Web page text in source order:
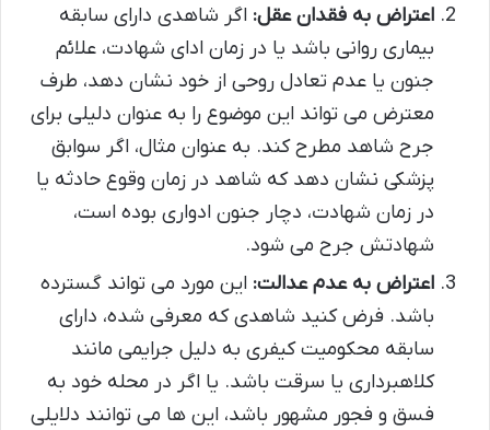
اعتراض به فقدان عقل: اگر شاهدی دارای سابقه
بیماری روانی باشد یا در زمان ادای شهادت، علائم
جنون یا عدم تعادل روحی از خود نشان دهد، طرف
معترض می تواند این موضوع را به عنوان دلیلی برای
جرح شاهد مطرح کند. به عنوان مثال، اگر سوابق
پزشکی نشان دهد که شاهد در زمان وقوع حادثه یا
در زمان شهادت، دچار جنون ادواری بوده است،
شهادتش جرح می شود.
اعتراض به عدم عدالت: این مورد می تواند گسترده
باشد. فرض کنید شاهدی که معرفی شده، دارای
سابقه محکومیت کیفری به دلیل جرایمی مانند
کلاهبرداری یا سرقت باشد. یا اگر در محله خود به
فسق و فجور مشهور باشد، این ها می توانند دلایلی